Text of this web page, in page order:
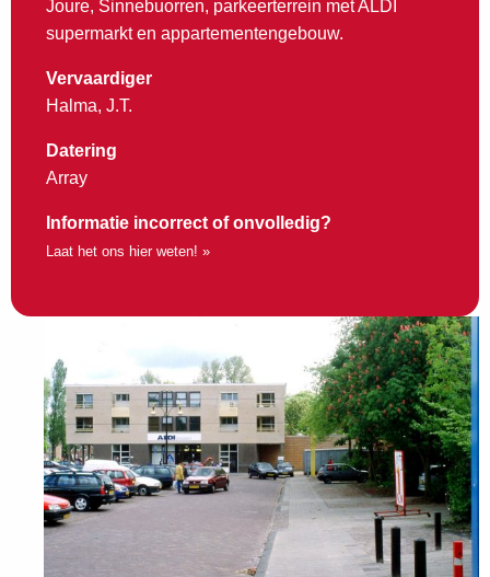
Joure, Sinnebuorren, parkeerterrein met ALDI
supermarkt en appartementengebouw.
Vervaardiger
Halma, J.T.
Datering
Array
Informatie incorrect of onvolledig?
Laat het ons hier weten! »